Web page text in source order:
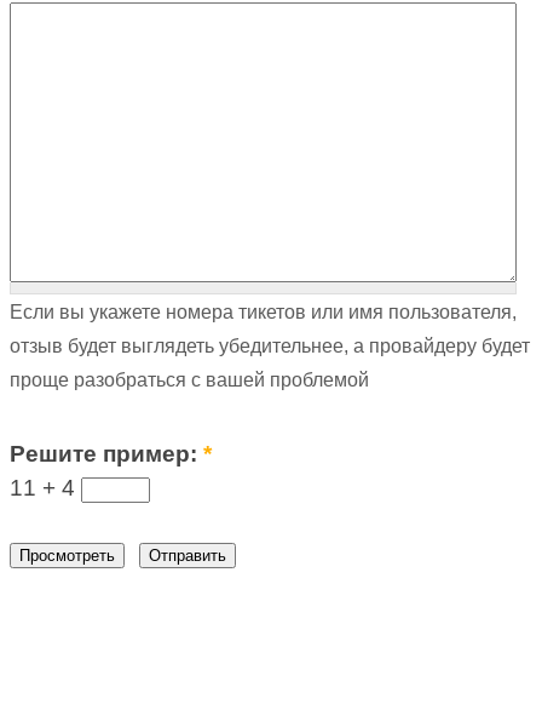
Если вы укажете номера тикетов или имя пользователя,
отзыв будет выглядеть убедительнее, а провайдеру будет
проще разобраться с вашей проблемой
Решите пример:*
11 + 4